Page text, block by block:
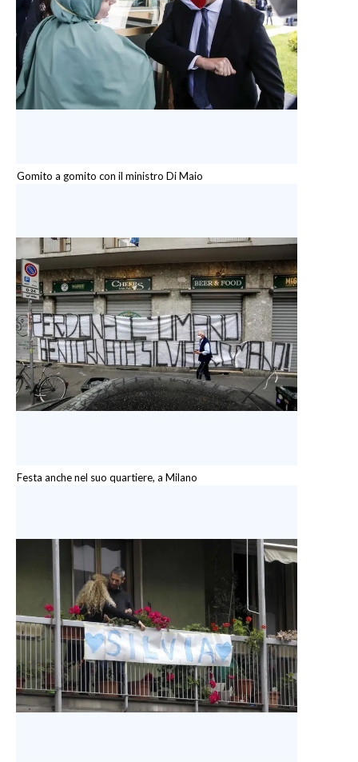
Gomito a gomito con il ministro Di Maio
Festa anche nel suo quartiere, a Milano